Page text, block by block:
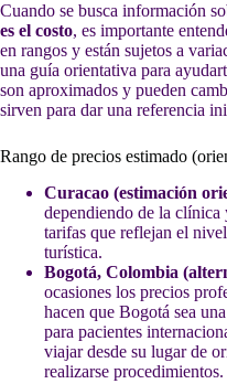
Cuando se busca información
es el costo, es importante
en rangos y están sujetos a
una guía orientativa para
son aproximados y pueden
sirven para dar una referencia
Rango de precios estimado
Curacao (estimación
dependiendo de la
tarifas que reflejan el
turística.
Bogotá, Colombia
ocasiones los precios
hacen que Bogotá sea
para pacientes
viajar desde su lugar de
realizarse procedimientos.